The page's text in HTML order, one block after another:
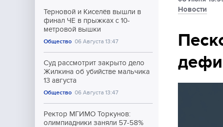
Ближний Восток
Общество
Культура
Терновой и Киселёв вышли в
финал ЧЕ в прыжках с 10-
метровой вышки
Общество 06 Августа 13:47
Суд рассмотрит закрыто дело
Жилкина об убийстве мальчика
13 августа
Общество 06 Августа 13:47
Ректор МГИМО Торкунов:
олимпиадники заняли 57-58%
Новости